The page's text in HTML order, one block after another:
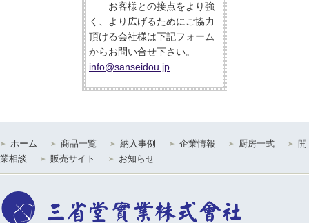
お客様との接点をより強
く、より広げるためにご協力
頂ける会社様は下記フォーム
からお問い合せ下さい。
info@sanseidou.jp
ホーム 商品一覧 納入事例 企業情報 厨房一式
開
業相談
販売サイト お知らせ